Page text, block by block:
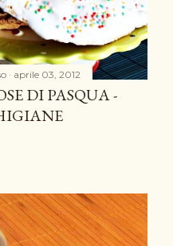
aprile 03, 2012
DI PASQUA -